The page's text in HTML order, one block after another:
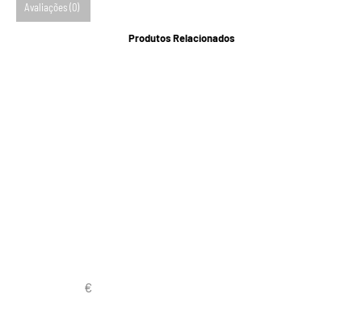
Avaliações (0)
Produtos Relacionados